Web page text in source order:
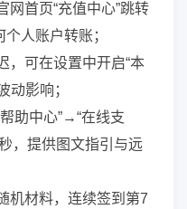
首页“充值中心”跳转
人账户转账；
可在设置中开启“本
动影响；
助中心”→“在线支
，提供图文指引与远
机材料，连续签到第7